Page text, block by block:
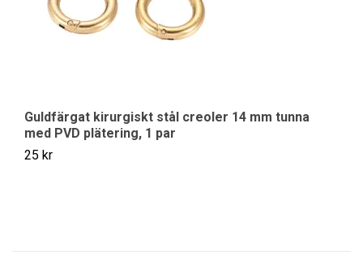
Guldfärgat kirurgiskt stål creoler 14 mm tunna
med PVD plätering, 1 par
25 kr